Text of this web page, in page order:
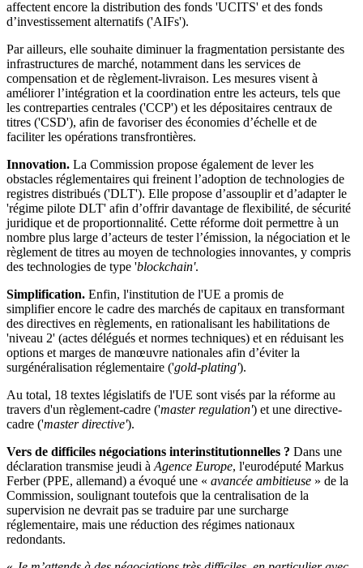
affectent encore la distribution des fonds 'UCITS' et des fonds
d’investissement alternatifs ('AIFs').
Par ailleurs, elle souhaite diminuer la fragmentation persistante des
infrastructures de marché, notamment dans les services de
compensation et de règlement-livraison. Les mesures visent à
améliorer l’intégration et la coordination entre les acteurs, tels que
les contreparties centrales ('CCP') et les dépositaires centraux de
titres ('CSD'), afin de favoriser des économies d’échelle et de
faciliter les opérations transfrontières.
Innovation. La Commission propose également de lever les
obstacles réglementaires qui freinent l’adoption de technologies de
registres distribués ('DLT'). Elle propose d’assouplir et d’adapter le
'régime pilote DLT' afin d’offrir davantage de flexibilité, de sécurité
juridique et de proportionnalité. Cette réforme doit permettre à un
nombre plus large d’acteurs de tester l’émission, la négociation et le
règlement de titres au moyen de technologies innovantes, y compris
des technologies de type 'blockchain'.
Simplification. Enfin, l'institution de l'UE a promis de
simplifier encore le cadre des marchés de capitaux en transformant
des directives en règlements, en rationalisant les habilitations de
'niveau 2' (actes délégués et normes techniques) et en réduisant les
options et marges de manœuvre nationales afin d’éviter la
surgénéralisation réglementaire ('gold-plating').
Au total, 18 textes législatifs de l'UE sont visés par la réforme au
travers d'un règlement-cadre ('master regulation') et une directive-
cadre ('master directive').
Vers de difficiles négociations interinstitutionnelles ? Dans une
déclaration transmise jeudi à Agence Europe, l'eurodéputé Markus
Ferber (PPE, allemand) a évoqué une « avancée ambitieuse » de la
Commission, soulignant toutefois que la centralisation de la
supervision ne devrait pas se traduire par une surcharge
réglementaire, mais une réduction des régimes nationaux
redondants.